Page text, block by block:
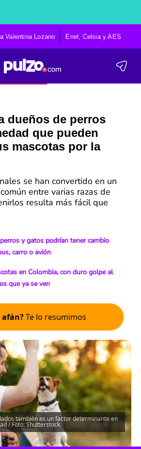
Valentina Lozano Enel, Celsia y AES
dueños de perros
que pueden
mascotas por la
se han convertido en un
entre varias razas de
resulta más fácil que
y gatos podrían tener cambio
carro o avión
en Colombia, con duro golpe al
que ya se ven
afán?Te lo resumimos
también es un factor determinante en
/ Foto: Shutterstock
Escucha el artículo